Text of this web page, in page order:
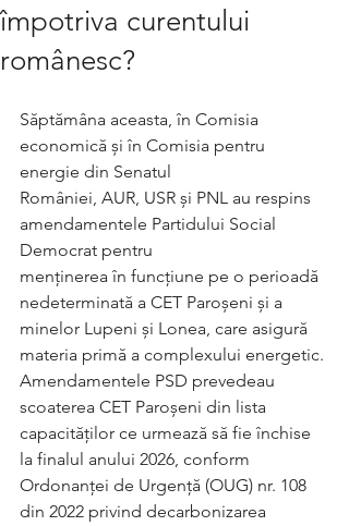
împotriva curentului
românesc?
Săptămâna aceasta, în Comisia
economică și în Comisia pentru
energie din Senatul
României, AUR, USR și PNL au respins
amendamentele Partidului Social
Democrat pentru
menținerea în funcțiune pe o perioadă
nedeterminată a CET Paroșeni și a
minelor Lupeni și Lonea, care asigură
materia primă a complexului energetic.
Amendamentele PSD prevedeau
scoaterea CET Paroșeni din lista
capacităților ce urmează să fie închise
la finalul anului 2026, conform
Ordonanței de Urgență (OUG) nr. 108
din 2022 privind decarbonizarea